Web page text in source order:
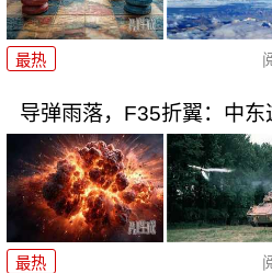
最热
导弹雨落，F35折翼：中
最热